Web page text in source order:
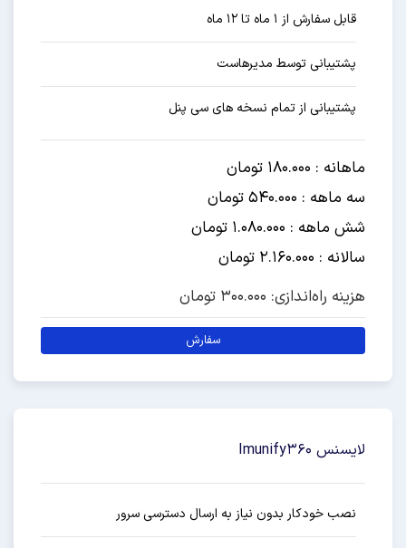
قابل سفارش از ۱ ماه تا ۱۲ ماه
پشتیبانی توسط مدیرهاست
پشتیبانی از تمام نسخه های سی پنل
ماهانه : 180.000 تومان
سه ماهه : 540.000 تومان
شش ماهه : 1.080.000 تومان
سالانه : 2.160.000 تومان
هزینه راه‌اندازی: 300.000 تومان
سفارش
لایسنس Imunify360
نصب خودکار بدون نیاز به ارسال دسترسی سرور